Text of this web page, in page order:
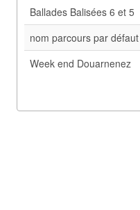
Ballades Balisées 6 et 5
nom parcours par défaut
Week end Douarnenez